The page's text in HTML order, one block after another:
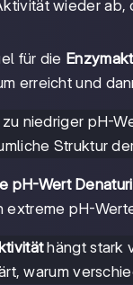
wieder ab,
für die
erreicht und
niedriger pH-
Struktur
pH-Wert
extreme pH-
hängt stark
warum